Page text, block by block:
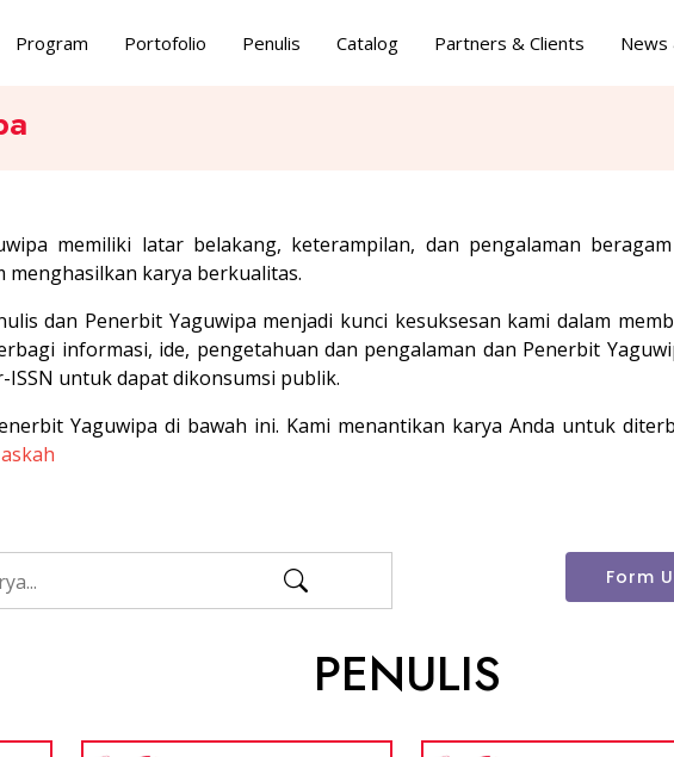
Program Portofolio Penulis Catalog Partners & Clients News
memiliki latar belakang, keterampilan, dan pengalaman
menghasilkan karya berkualitas.
dan Penerbit Yaguwipa menjadi kunci kesuksesan kami dalam
informasi, ide, pengetahuan dan pengalaman dan Penerbit
untuk dapat dikonsumsi publik.
Yaguwipa di bawah ini. Kami menantikan karya Anda untuk
Form
PENULIS